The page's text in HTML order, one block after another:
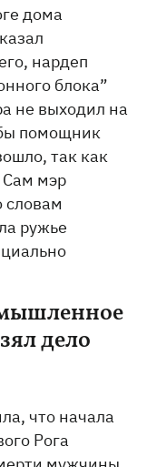
дома
нардеп
блока”
не выходил на
помощник
так как
Сам мэр
словам
ружье
дело
что начала
Рога